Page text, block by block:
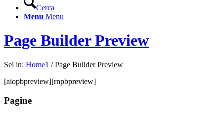
Cerca
Menu Menu
Page Builder Preview
Sei in: Home1 / Page Builder Preview
[aiopbpreview][rnpbpreview]
Pagine